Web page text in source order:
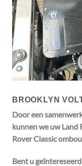
BROOKLYN
Door een
kunnen we uw Land
Rover Classic
Bent u